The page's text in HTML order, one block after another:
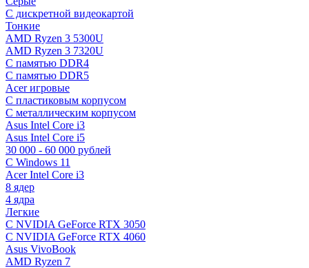
C дискретной видеокартой
Тонкие
AMD Ryzen 3 5300U
AMD Ryzen 3 7320U
С памятью DDR4
С памятью DDR5
Acer игровые
С пластиковым корпусом
С металлическим корпусом
Asus Intel Core i3
Asus Intel Core i5
30 000 - 60 000 рублей
С Windows 11
Acer Intel Core i3
8 ядер
4 ядра
Легкие
С NVIDIA GeForce RTX 3050
С NVIDIA GeForce RTX 4060
Asus VivoBook
AMD Ryzen 7